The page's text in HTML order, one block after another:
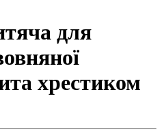
для
хрестиком